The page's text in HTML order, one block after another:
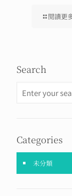
閱讀更
Search
Categories
未分類